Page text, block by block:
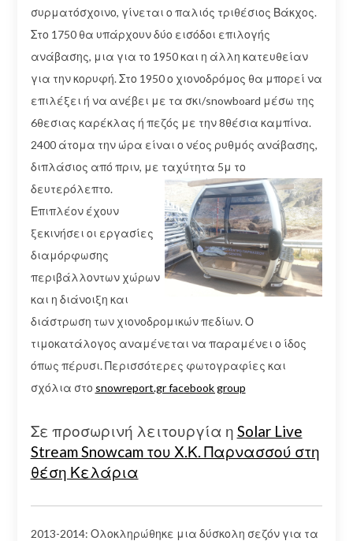
συρματόσχοινο, γίνεται ο παλιός τριθέσιος Βάκχος.
Στο 1750 θα υπάρχουν δύο εισόδοι επιλογής
ανάβασης, μια για το 1950 και η άλλη κατευθείαν
για την κορυφή. Στο 1950 ο χιονοδρόμος θα μπορεί να
επιλέξει ή να ανέβει με τα σκι/snowboard μέσω της
6θεσιας καρέκλας ή πεζός με την 8θέσια καμπίνα.
2400 άτομα την ώρα είναι ο νέος ρυθμός ανάβασης,
διπλάσιος από πριν, με ταχύτητα 5μ το
δευτερόλεπτο.
Επιπλέον έχουν
ξεκινήσει οι εργασίες
διαμόρφωσης
περιβάλλοντων χώρων
και η διάνοιξη και
διάστρωση των χιονοδρομικών πεδίων. Ο
τιμοκατάλογος αναμένεται να παραμένει ο ίδος
όπως πέρυσι. Περισσότερες φωτογραφίες και
σχόλια στο snowreport.gr facebook group
Σε προσωρινή λειτουργία η Solar Live
Stream Snowcam του Χ.Κ. Παρνασσού στη
θέση Κελάρια
2013-2014: Ολοκληρώθηκε μια δύσκολη σεζόν για τα